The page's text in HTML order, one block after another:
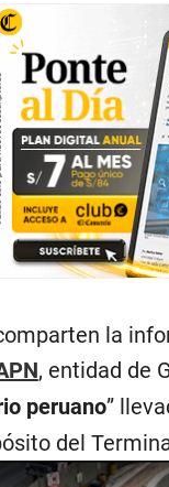
la
, entidad de
peruano”
del